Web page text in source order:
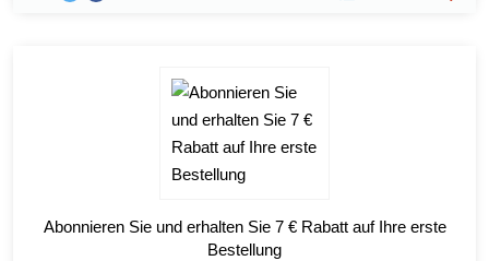
Abonnieren Sie und erhalten Sie 7 € Rabatt auf Ihre erste
Bestellung